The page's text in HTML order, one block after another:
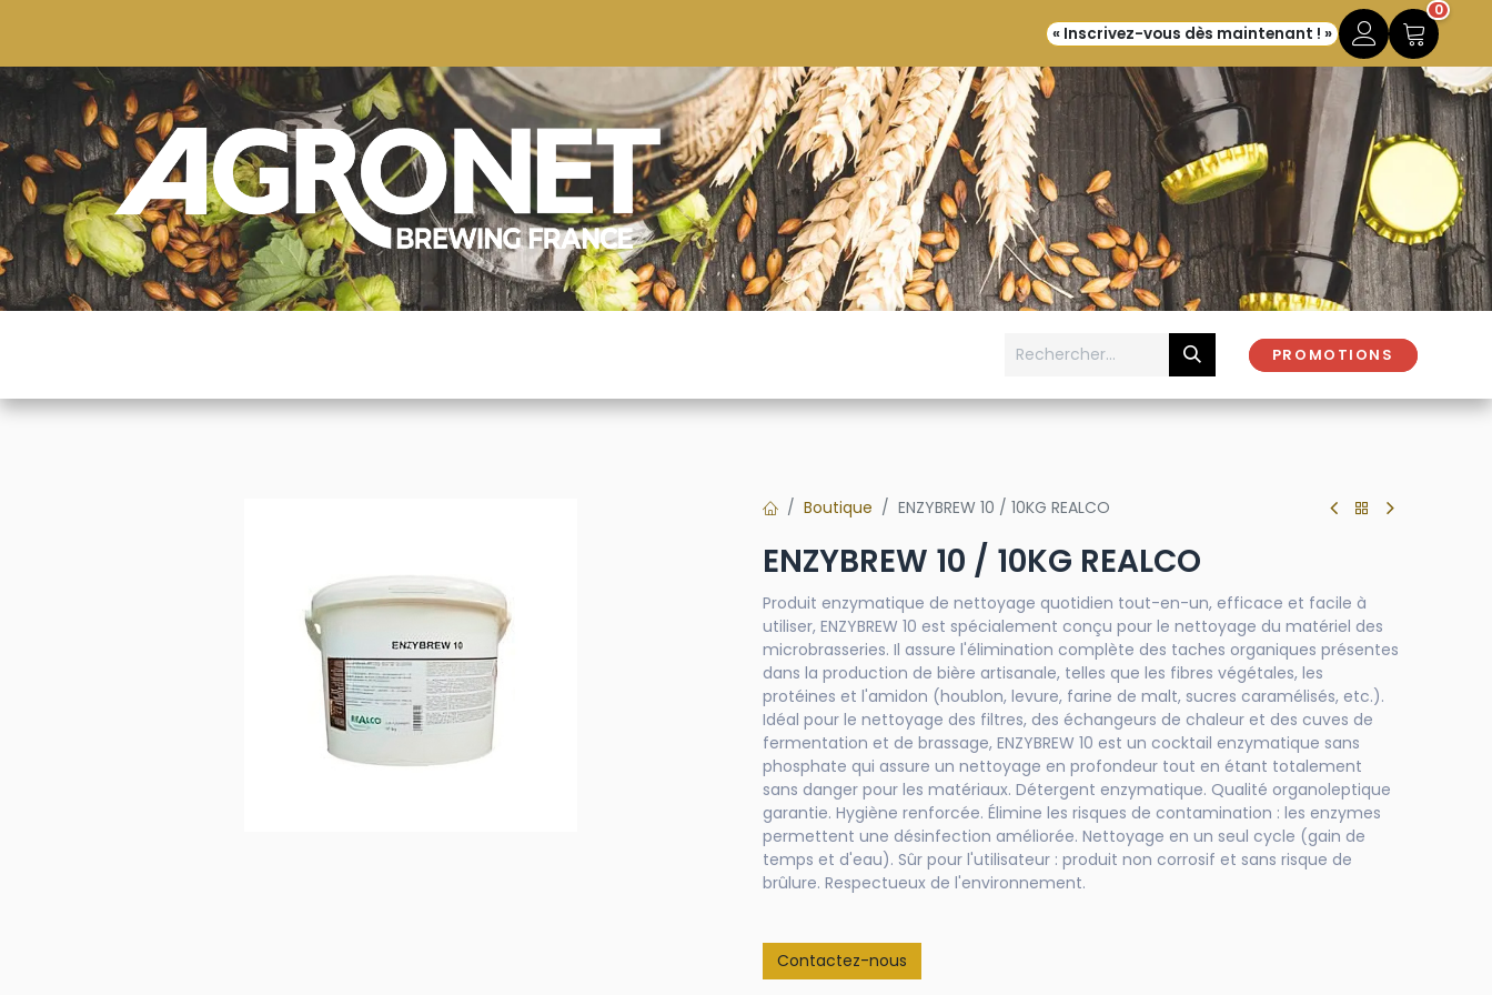
« Inscrivez-vous dès maintenant ! »
0
PROMOTIONS
Boutique ENZYBREW 10 / 10KG REALCO
ENZYBREW 10 / 10KG REALCO
Produit enzymatique de nettoyage quotidien tout-en-un, efficace et facile à
utiliser, ENZYBREW 10 est spécialement conçu pour le nettoyage du matériel des
microbrasseries. Il assure l'élimination complète des taches organiques présentes
dans la production de bière artisanale, telles que les fibres végétales, les
protéines et l'amidon (houblon, levure, farine de malt, sucres caramélisés, etc.).
Idéal pour le nettoyage des filtres, des échangeurs de chaleur et des cuves de
fermentation et de brassage, ENZYBREW 10 est un cocktail enzymatique sans
phosphate qui assure un nettoyage en profondeur tout en étant totalement
sans danger pour les matériaux. Détergent enzymatique. Qualité organoleptique
garantie. Hygiène renforcée. Élimine les risques de contamination : les enzymes
permettent une désinfection améliorée. Nettoyage en un seul cycle (gain de
temps et d'eau). Sûr pour l'utilisateur : produit non corrosif et sans risque de
brûlure. Respectueux de l'environnement.
Contactez-nous